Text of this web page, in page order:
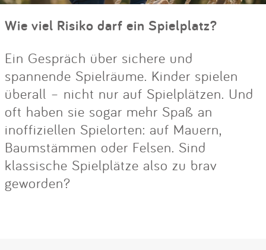
Wie viel Risiko darf ein Spielplatz?
Ein Gespräch über sichere und
spannende Spielräume. Kinder spielen
überall – nicht nur auf Spielplätzen. Und
oft haben sie sogar mehr Spaß an
inoffiziellen Spielorten: auf Mauern,
Baumstämmen oder Felsen. Sind
klassische Spielplätze also zu brav
geworden?